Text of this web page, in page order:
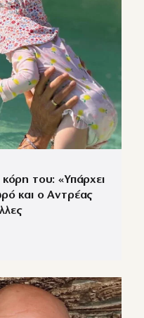
του: «Υπάρχει
και ο Αντρέας